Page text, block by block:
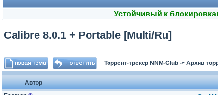
Устойчивый к
Calibre 8.0.1 + Portable [Multi/Ru]
Торрент-трекер NNM-Club -> Архив
Автор